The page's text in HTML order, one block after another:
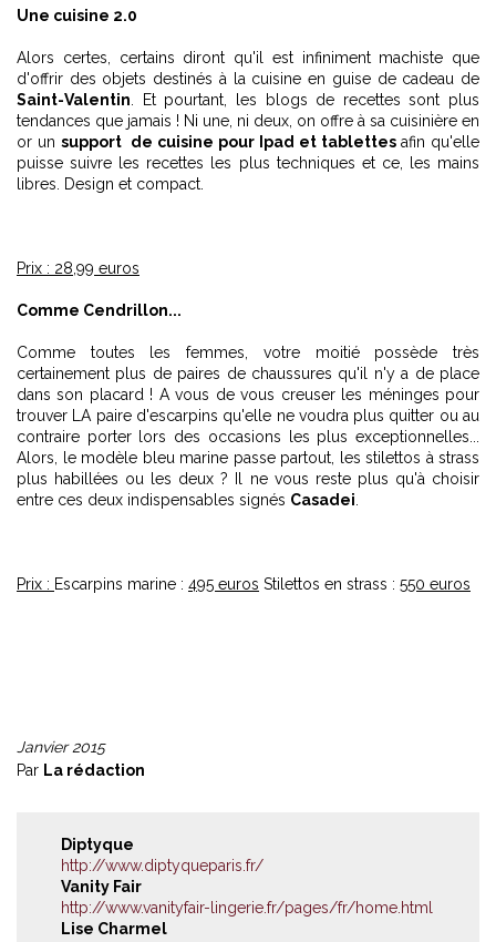
Une cuisine 2.0
Alors certes, certains diront qu'il est infiniment machiste que
d'offrir des objets destinés à la cuisine en guise de cadeau de
Saint-Valentin . Et pourtant, les blogs de recettes sont plus
tendances que jamais ! Ni une, ni deux, on offre à sa cuisinière en
or un support de cuisine pour Ipad et tablettes afin qu'elle
puisse suivre les recettes les plus techniques et ce, les mains
libres. Design et compact.
Prix : 28,99 euros
Comme Cendrillon...
Comme toutes les femmes, votre moitié possède très
certainement plus de paires de chaussures qu'il n'y a de place
dans son placard ! A vous de vous creuser les méninges pour
trouver LA paire d'escarpins qu'elle ne voudra plus quitter ou au
contraire porter lors des occasions les plus exceptionnelles...
Alors, le modèle bleu marine passe partout, les stilettos à strass
plus habillées ou les deux ? Il ne vous reste plus qu'à choisir
entre ces deux indispensables signés Casadei
Prix : Escarpins marine : 495 euros Stilettos en strass : 550 euros
Janvier 2015
Par La rédaction
Diptyque
http://www.diptyqueparis.fr/
Vanity Fair
http://www.vanityfair-lingerie.fr/pages/fr/home.html
Lise Charmel